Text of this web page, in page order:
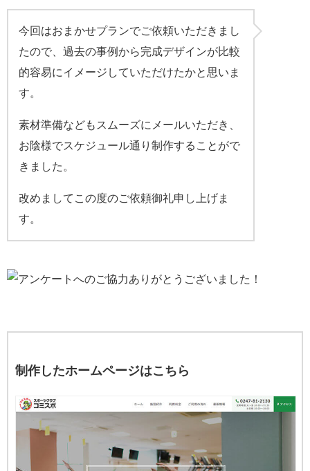
今回はおまかせプランでご依頼いただきまし
たので、過去の事例から完成デザインが比較
的容易にイメージしていただけたかと思いま
す。
素材準備などもスムーズにメールいただき、
お陰様でスケジュール通り制作することがで
きました。
改めましてこの度のご依頼御礼申し上げま
す。
制作したホームページはこちら